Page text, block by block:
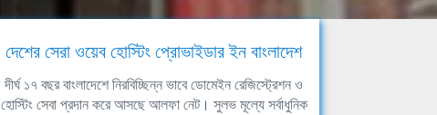
দেশের সেরা ওয়েব হোস্টিং প্রোভাইডার ইন বাংলাদেশ
দীর্ঘ ১৭ বছর বাংলাদেশে নিরবিচ্ছিন্ন ভাবে ডোমেইন রেজিস্ট্রেশন ও
হোস্টিং সেবা প্রদান করে আসছে আলফা নেট। সুলভ মূল্যে সর্বাধুনিক